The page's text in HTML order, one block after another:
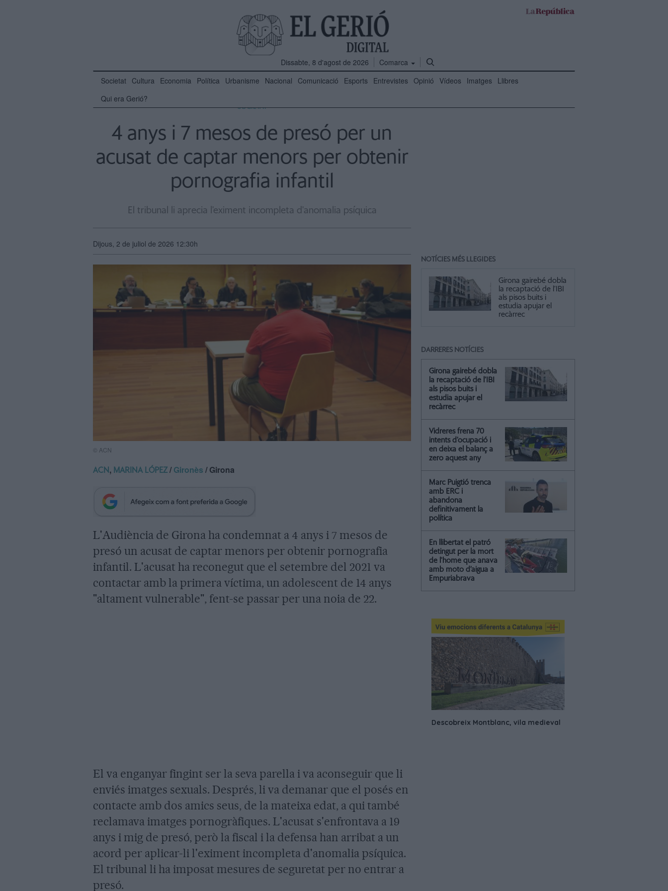
Dissabte, 8 d'agost de 2026
Comarca
Societat Cultura Economia Política Urbanisme Nacional Comunicació Esports Entrevistes Opinió Vídeos Imatges Llibres
Qui era Gerió?
SOCIETAT
4 anys i 7 mesos de presó per un
acusat de captar menors per obtenir
pornografia infantil
El tribunal li aprecia l'eximent incompleta d'anomalia psíquica
Dijous, 2 de juliol de 2026 12:30h
© ACN
ACN , MARINA LÓPEZ /Gironès / Girona
L'Audiència de Girona ha condemnat a 4 anys i 7 mesos de
presó un acusat de captar menors per obtenir pornografia
infantil. L'acusat ha reconegut que el setembre del 2021 va
contactar amb la primera víctima, un adolescent de 14 anys
"altament vulnerable", fent-se passar per una noia de 22.
El va enganyar fingint ser la seva parella i va aconseguir que li
enviés imatges sexuals. Després, li va demanar que el posés en
contacte amb dos amics seus, de la mateixa edat, a qui també
reclamava imatges pornogràfiques. L'acusat s'enfrontava a 19
anys i mig de presó, però la fiscal i la defensa han arribat a un
acord per aplicar-li l'eximent incompleta d'anomalia psíquica.
El tribunal li ha imposat mesures de seguretat per no entrar a
presó.
NOTÍCIES MÉS LLEGIDES
Girona gairebé dobla
la recaptació de l’IBI
als pisos buits i
estudia apujar el
recàrrec
DARRERES NOTÍCIES
Girona gairebé dobla
la recaptació de l’IBI
als pisos buits i
estudia apujar el
recàrrec
Vidreres frena 70
intents d’ocupació i
en deixa el balanç a
zero aquest any
Marc Puigtió trenca
amb ERC i
abandona
definitivament la
política
En llibertat el patró
detingut per la mort
de l'home que anava
amb moto d’aigua a
Empuriabrava